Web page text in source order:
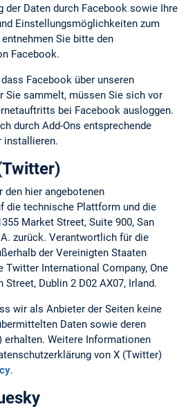
der Daten durch Facebook sowie Ihre
Einstellungsmöglichkeiten zum
Sie bitte den
Facebook.
Facebook über unseren
Sie sammelt, müssen Sie sich vor
bei Facebook ausloggen.
durch Add-Ons entsprechende
installieren.
den hier angebotenen
die technische Plattform und die
Market Street, Suite 900, San
zurück. Verantwortlich für die
der Vereinigten Staaten
Twitter International Company, One
Street, Dublin 2 D02 AX07, Irland.
wir als Anbieter der Seiten keine
Daten sowie deren
erhalten. Weitere Informationen
von X (Twitter)
.